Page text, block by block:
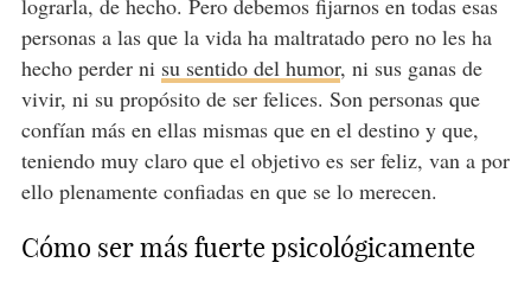
personas a las que la vida ha maltratado pero no les ha
hecho perder ni su sentido del humor, ni sus ganas de
vivir, ni su propósito de ser felices. Son personas que
confían más en ellas mismas que en el destino y que,
teniendo muy claro que el objetivo es ser feliz, van a por
ello plenamente confiadas en que se lo merecen.
Cómo ser más fuerte psicológicamente